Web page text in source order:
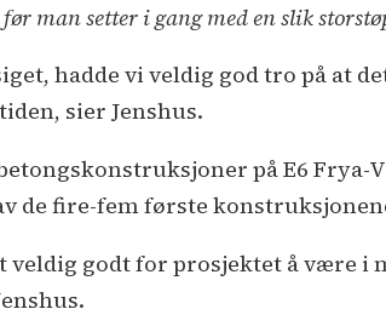
man setter i gang med en slik
hadde vi veldig god tro på at
sier Jenshus.
på E6
de fire-fem første
veldig godt for prosjektet å være